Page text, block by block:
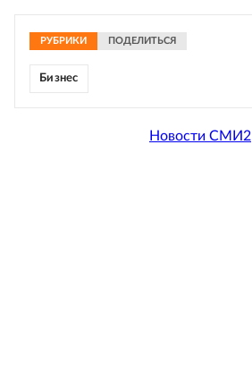
РУБРИКИ ПОДЕЛИТЬСЯ
Бизнес
Новости СМИ2